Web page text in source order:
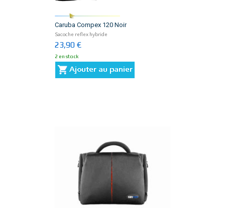
Caruba Compex 120 Noir
Sacoche reflex hybride
23,90 €
2 en stock